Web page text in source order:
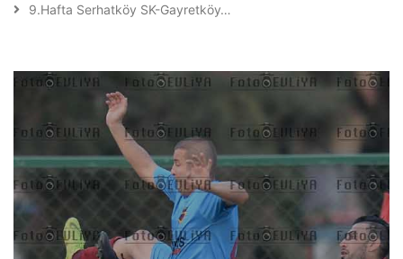
9.Hafta Serhatköy SK-Gayretköy…